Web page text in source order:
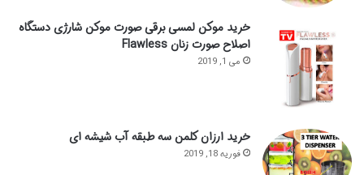
خرید موکن لمسی برقی صورت موکن شارژی دستگاه
اصلاح صورت زنان Flawless
می 1, 2019
خرید ارزان کلمن سه طبقه آب شیشه ای
فوریه 18, 2019